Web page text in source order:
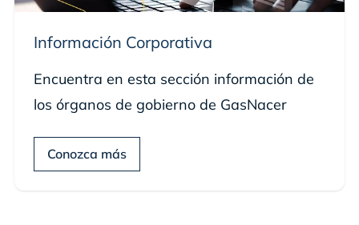
Información Corporativa
Encuentra en esta sección información de
los órganos de gobierno de GasNacer
Conozca más